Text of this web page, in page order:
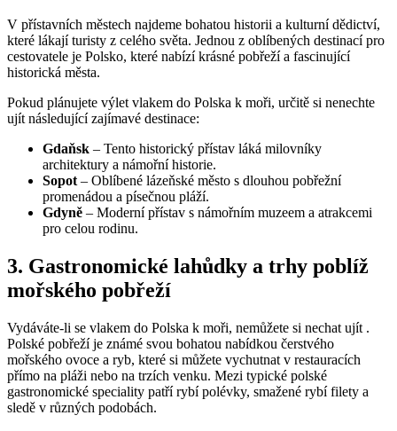
V přístavních městech najdeme bohatou historii a kulturní dědictví,
které lákají turisty z celého světa. Jednou z oblíbených destinací pro
cestovatele je Polsko, které nabízí krásné pobřeží a fascinující
historická města.
Pokud plánujete výlet vlakem do Polska k moři, určitě si nenechte
ujít následující zajímavé destinace:
Gdaňsk – Tento historický přístav láká milovníky
architektury a námořní historie.
Sopot– Oblíbené lázeňské město s dlouhou pobřežní
promenádou a písečnou pláží.
Gdyně – Moderní přístav s námořním muzeem a atrakcemi
pro celou rodinu.
3. Gastronomické lahůdky a trhy poblíž
mořského pobřeží
Vydáváte-li se vlakem do Polska k moři, nemůžete si nechat ujít .
Polské pobřeží je známé svou bohatou nabídkou čerstvého
mořského ovoce a ryb, které si můžete vychutnat v restauracích
přímo na pláži nebo na trzích venku. Mezi typické polské
gastronomické speciality patří rybí polévky, smažené rybí filety a
sledě v různých podobách.